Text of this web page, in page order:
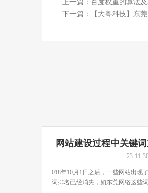
上一篇： 百度权重的算法
下一篇：
【大粤科技】东
网站建设过程中关键
么办
23-11-
018年10月1日之后，一些网站出现
词排名已经消失，如东莞网络这些